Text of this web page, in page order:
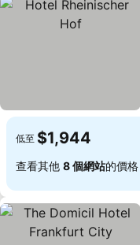
低至 $1,944
查看其他 8 個網站的價格